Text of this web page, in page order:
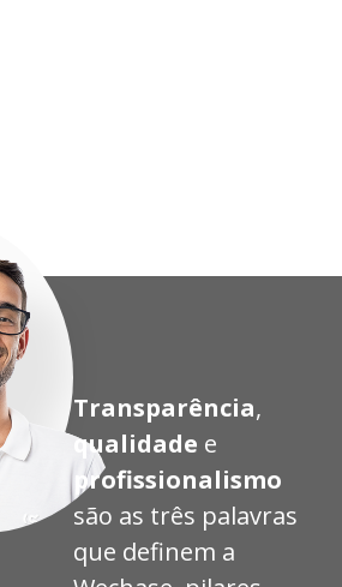
Transparência,
qualidade e
profissionalismo
são as três palavras
que definem a